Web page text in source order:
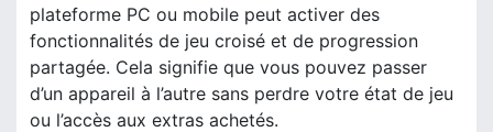
plateforme PC ou mobile peut activer des
fonctionnalités de jeu croisé et de progression
partagée. Cela signifie que vous pouvez passer
d’un appareil à l’autre sans perdre votre état de jeu
ou l’accès aux extras achetés.